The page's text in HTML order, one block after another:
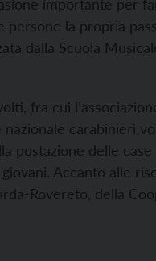
importante per
la propria
dalla Scuola
fra cui
carabinieri
postazione delle
Accanto alle
Rovereto, della